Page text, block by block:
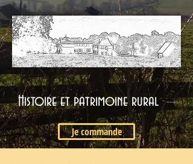
Histoire et patrimoine rural
Je commande